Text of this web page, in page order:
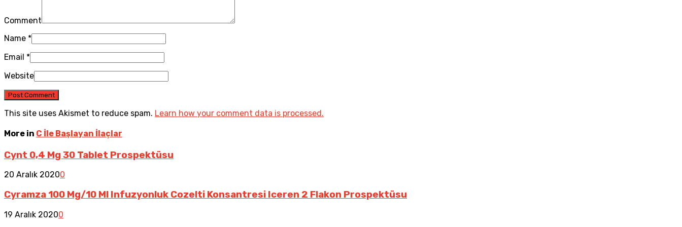
Comment
Name *
Email *
Website
This site uses Akismet to reduce spam. Learn how your comment data is processed.
More in C İle Başlayan İlaçlar
Cynt 0,4 Mg 30 Tablet Prospektüsu
20 Aralık 20200
Cyramza 100 Mg/10 Ml Infuzyonluk Cozelti Konsantresi Iceren 2 Flakon Prospektüsu
19 Aralık 20200